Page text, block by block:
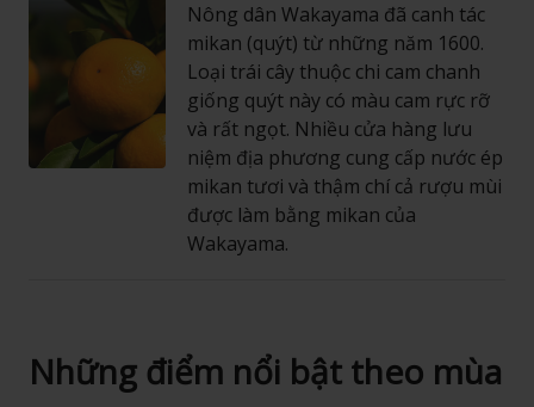
Nông dân Wakayama đã canh tác
mikan (quýt) từ những năm 1600.
Loại trái cây thuộc chi cam chanh
giống quýt này có màu cam rực rỡ
và rất ngọt. Nhiều cửa hàng lưu
niệm địa phương cung cấp nước ép
mikan tươi và thậm chí cả rượu mùi
được làm bằng mikan của
Wakayama.
Những điểm nổi bật theo mùa